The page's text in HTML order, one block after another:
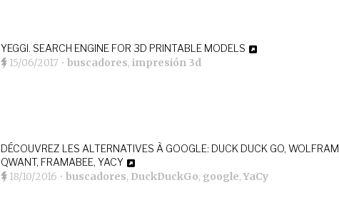
YEGGI. SEARCH ENGINE FOR 3D PRINTABLE MODELS
15/06/2017 • buscadores, impresión 3d
DÉCOUVREZ LES ALTERNATIVES À GOOGLE: DUCK DUCK GO,
QWANT, FRAMABEE, YACY
18/10/2016 • buscadores, DuckDuckGo, google,YaCy